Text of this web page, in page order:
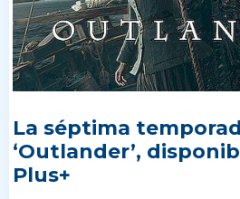
La séptima
‘Outlander’,
Plus+